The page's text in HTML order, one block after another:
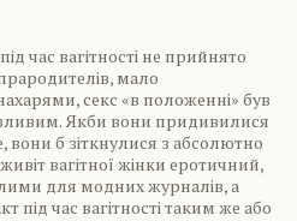
час вагітності не прийнято
мало
секс «в положенні» був
Якби вони придивилися
б зіткнулися з абсолютно
вагітної жінки еротичний,
для модних журналів, а
під час вагітності таким же або